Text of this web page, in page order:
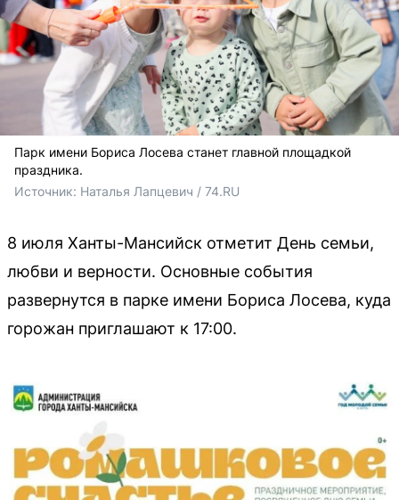
Парк имени Бориса Лосева станет главной площадкой
праздника.
Источник: Наталья Лапцевич / 74.RU
8 июля Ханты-Мансийск отметит День семьи,
любви и верности. Основные события
развернутся в парке имени Бориса Лосева, куда
горожан приглашают к 17:00.